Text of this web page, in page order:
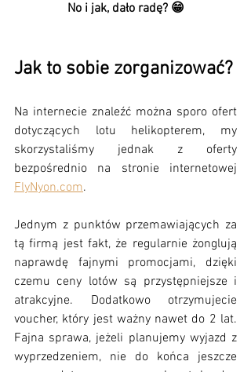
No i jak, dało radę? 😁
Jak to sobie zorganizować?
Na internecie znaleźć można sporo ofert
dotyczących lotu helikopterem, my
skorzystaliśmy jednak z oferty
FlyNyon.com.
Jednym z punktów przemawiających za
tą firmą jest fakt, że regularnie żonglują
naprawdę fajnymi promocjami, dzięki
czemu ceny lotów są przystępniejsze i
atrakcyjne. Dodatkowo otrzymujecie
voucher, który jest ważny nawet do 2 lat.
Fajna sprawa, jeżeli planujemy wyjazd z
wyprzedzeniem, nie do końca jeszcze